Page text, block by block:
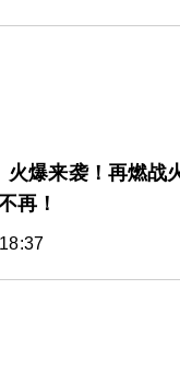
火爆来袭！再燃战
再！